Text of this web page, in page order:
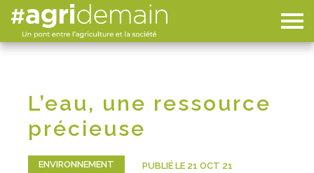
L’eau, une ressource
précieuse
ENVIRONNEMENT PUBLIÉ LE 21 OCT 21